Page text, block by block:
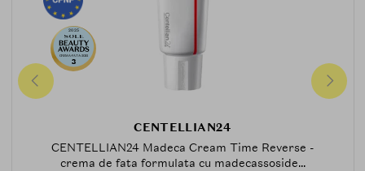
2025
CREMA-FATA-2025
3
CENTELLIAN24
CENTELLIAN24 Madeca Cream Time Reverse -
crema de fata formulata cu madecassoside...